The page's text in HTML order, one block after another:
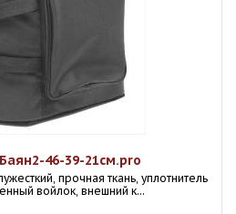
Баян2-46-39-21см.pro
прочная ткань, уплотнитель
войлок, внешний к...